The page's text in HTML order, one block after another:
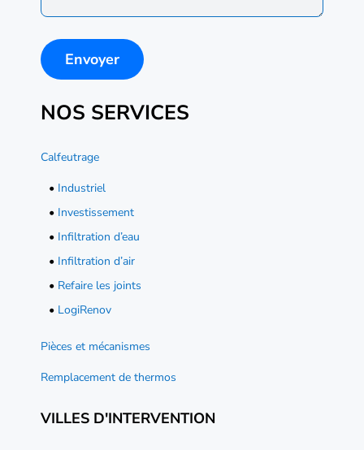
NOS SERVICES
Calfeutrage
• Industriel
• Investissement
• Infiltration d’eau
• Infiltration d’air
• Refaire les joints
• LogiRenov
Pièces et mécanismes
Remplacement de thermos
VILLES D'INTERVENTION